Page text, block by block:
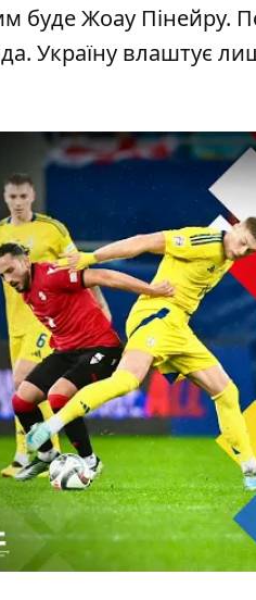
буде Жоау Пінейру.
Україну влаштує